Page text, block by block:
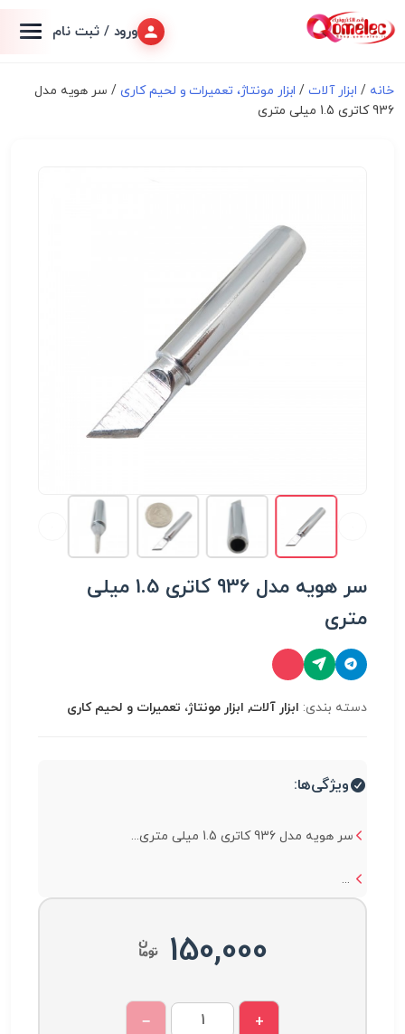
ورود / ثبت نام
خانه / ابزار آلات/ ابزار مونتاژ، تعميرات و لحیم کاری/ سر هویه مدل
936 کاتری 1.5 میلی متری
سر هویه مدل 936 کاتری 1.5 میلی
متری
دسته بندی: ابزار آلات, ابزار مونتاژ، تعميرات و لحیم کاری
ویژگی‌ها:
سر هویه مدل 936 کاتری 1.5 میلی متری...
...
150,000
+
−